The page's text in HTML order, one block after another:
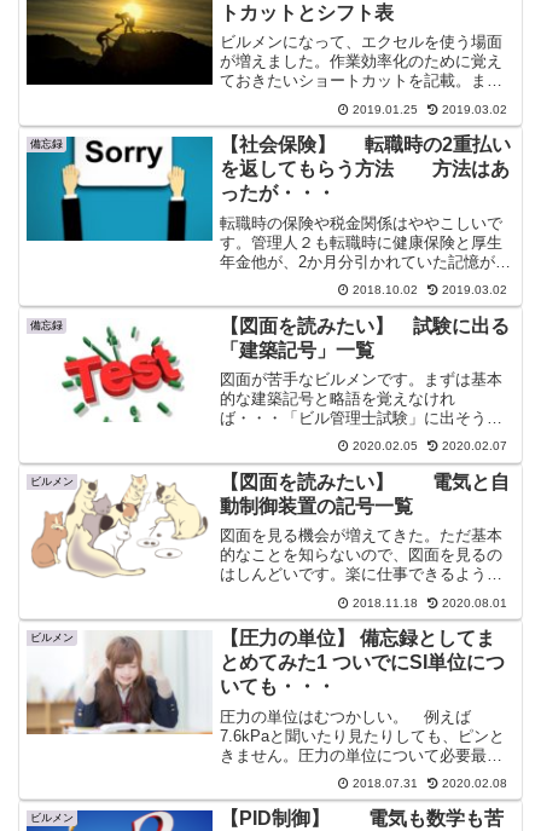
トカットとシフト表
ビルメンになって、エクセルを使う場面
が増えました。作業効率化のために覚え
ておきたいショートカットを記載。また
写真の挿入時やシフト表作成に便利なシ
ョートカットも。
2019.01.25 2019.03.02
備忘録
【社会保険】 転職時の2重払い
を返してもらう方法 方法はあ
ったが・・・
転職時の保険や税金関係はややこしいで
す。管理人２も転職時に健康保険と厚生
年金他が、2か月分引かれていた記憶があ
ります。今回は転職時の保険関連の2重払
いについて調べてみた。
2018.10.02 2019.03.02
備忘録
【図面を読みたい】 試験に出る
「建築記号」一覧
図面が苦手なビルメンです。まずは基本
的な建築記号と略語を覚えなけれ
ば・・・「ビル管理士試験」に出そうな
建築記号と略語一覧2020.02.05 2020.02.07
ビルメン
【図面を読みたい】 電気と自
動制御装置の記号一覧
図面を見る機会が増えてきた。ただ基本
的なことを知らないので、図面を見るの
はしんどいです。楽に仕事できるよう
に、電気と制御設備の記号について調べ
2018.11.18 2020.08.01
ビルメン
【圧力の単位】 備忘録としてま
とめてみた1 ついでにSI単位につ
いても・・・
圧力の単位はむつかしい。 例えば
7.6kPaと聞いたり見たりしても、ピンと
きません。圧力の単位について必要最小
限のものを備忘録としてまとめてみた。
そしてSI単位についても記載。
2018.07.31 2020.02.08
ビルメン
【PID制御】 電気も数学も苦